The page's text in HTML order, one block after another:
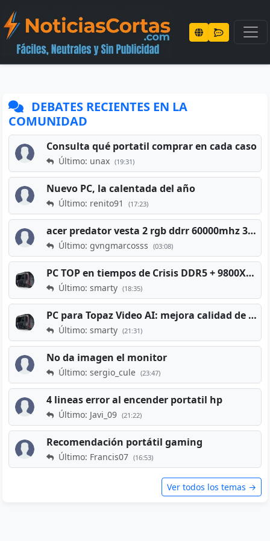
DEBATES RECIENTES EN LA
COMUNIDAD
Consulta qué portatil comprar en cada caso
Último: unax (19:31)
Nuevo PC, la calentada del año
Último: renito91 (17:23)
acer predator vesta 2 rgb ddrr 60000mhz 32gb x2 16gb
Último: gvngmarcosss (03:08)
PC TOP en tiempos de Crisis DDR5 + 9800X3D + RTX 5080 [2026][2400€]
Último: smarty (18:35)
PC para Topaz Video AI: mejora calidad de vídeos viejos
Último: smarty (21:31)
No da imagen el monitor
Último: sergio_cule (23:47)
4 lineas error al encender portatil hp
Último: Javi_09 (21:22)
Recomendación portátil gaming
Último: Francis07 (16:53)
Ver todos los temas →